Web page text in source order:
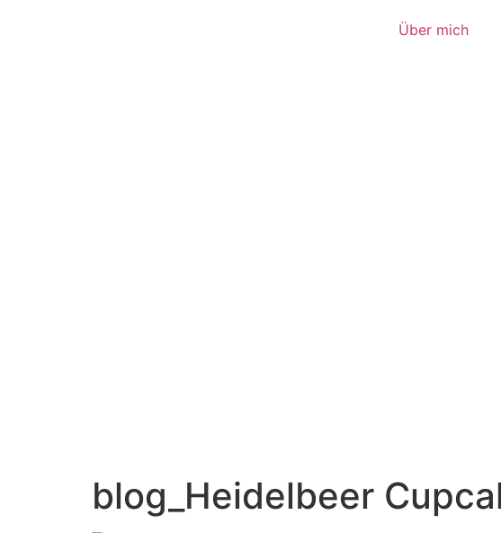
Über mich
blog_Heidelbeer